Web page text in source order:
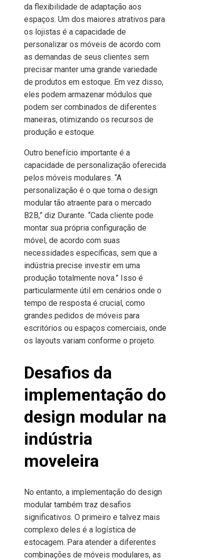
da flexibilidade de adaptação aos
espaços. Um dos maiores atrativos para
os lojistas é a capacidade de
personalizar os móveis de acordo com
as demandas de seus clientes sem
precisar manter uma grande variedade
de produtos em estoque. Em vez disso,
eles podem armazenar módulos que
podem ser combinados de diferentes
maneiras, otimizando os recursos de
produção e estoque.
Outro benefício importante é a
capacidade de personalização oferecida
pelos móveis modulares. “A
personalização é o que torna o design
modular tão atraente para o mercado
B2B,” diz Durante. “Cada cliente pode
montar sua própria configuração de
móvel, de acordo com suas
necessidades específicas, sem que a
indústria precise investir em uma
produção totalmente nova.” Isso é
particularmente útil em cenários onde o
tempo de resposta é crucial, como
grandes pedidos de móveis para
escritórios ou espaços comerciais, onde
os layouts variam conforme o projeto.
Desafios da
implementação do
design modular na
indústria
moveleira
No entanto, a implementação do design
modular também traz desafios
significativos. O primeiro e talvez mais
complexo deles é a logística de
estocagem. Para atender a diferentes
combinações de móveis modulares, as